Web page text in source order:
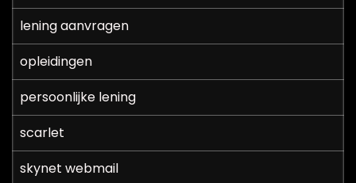
lening aanvragen
opleidingen
persoonlijke lening
scarlet
skynet webmail